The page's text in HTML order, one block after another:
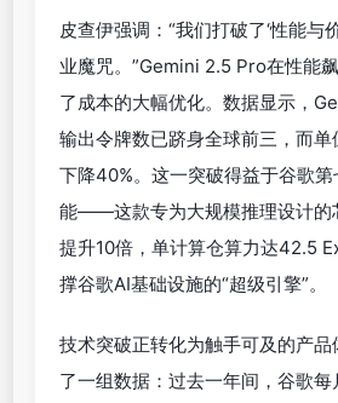
皮查伊强调：“我们打破了‘性能与
业魔咒。”Gemini 2.5 Pro在性能
了成本的大幅优化。数据显示，
输出令牌数已跻身全球前三，而
下降40%。这一突破得益于谷歌
能——这款专为大规模推理设计的
提升10倍，单计算仓算力达42.5
撑谷歌AI基础设施的“超级引擎”。
技术突破正转化为触手可及的产
了一组数据：过去一年间，谷歌